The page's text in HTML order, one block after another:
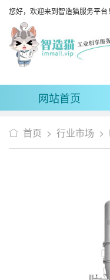
您好，欢迎来到智造猫服务平台
网站首页
首页 > 行业市场 >